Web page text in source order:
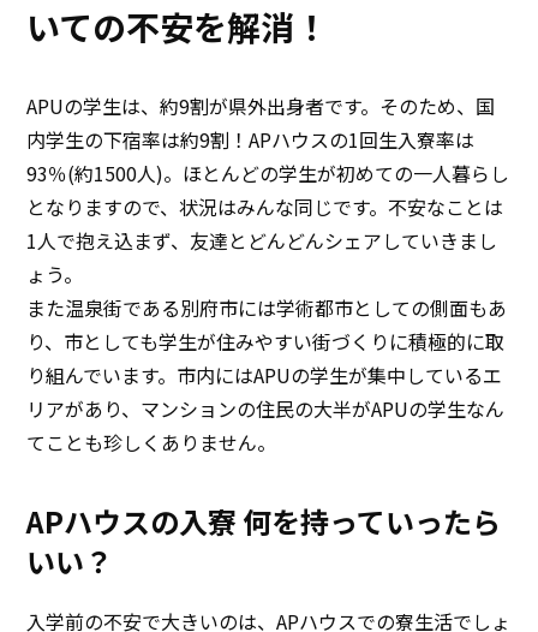
いての不安を解消！
APUの学生は、約9割が県外出身者です。そのため、国
内学生の下宿率は約9割！APハウスの1回生入寮率は
93％(約1500人)。ほとんどの学生が初めての一人暮らし
となりますので、状況はみんな同じです。不安なことは
1人で抱え込まず、友達とどんどんシェアしていきまし
ょう。
また温泉街である別府市には学術都市としての側面もあ
り、市としても学生が住みやすい街づくりに積極的に取
り組んでいます。市内にはAPUの学生が集中しているエ
リアがあり、マンションの住民の大半がAPUの学生なん
てことも珍しくありません。
APハウスの入寮 何を持っていったら
いい？
入学前の不安で大きいのは、APハウスでの寮生活でしょ